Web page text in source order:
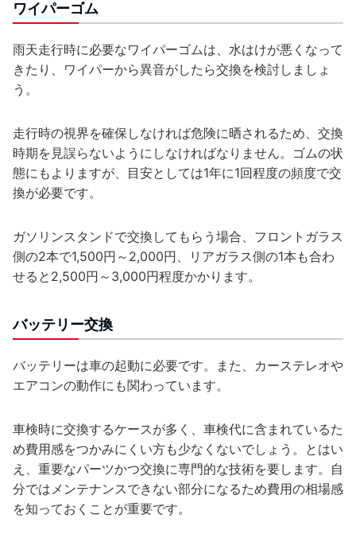
ワイパーゴム
雨天走行時に必要なワイパーゴムは、水はけが悪くなって
きたり、ワイパーから異音がしたら交換を検討しましょ
う。
走行時の視界を確保しなければ危険に晒されるため、交換
時期を見誤らないようにしなければなりません。ゴムの状
態にもよりますが、目安としては1年に1回程度の頻度で交
換が必要です。
ガソリンスタンドで交換してもらう場合、フロントガラス
側の2本で1,500円～2,000円、リアガラス側の1本も合わ
せると2,500円～3,000円程度かかります。
バッテリー交換
バッテリーは車の起動に必要です。また、カーステレオや
エアコンの動作にも関わっています。
車検時に交換するケースが多く、車検代に含まれているた
め費用感をつかみにくい方も少なくないでしょう。とはい
え、重要なパーツかつ交換に専門的な技術を要します。自
分ではメンテナンスできない部分になるため費用の相場感
を知っておくことが重要です。